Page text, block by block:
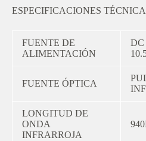
ESPECIFICACIONES
FUENTE DE
ALIMENTACIÓN
DC
FUENTE ÓPTICA
LONGITUD DE
ONDA
INFRARROJA